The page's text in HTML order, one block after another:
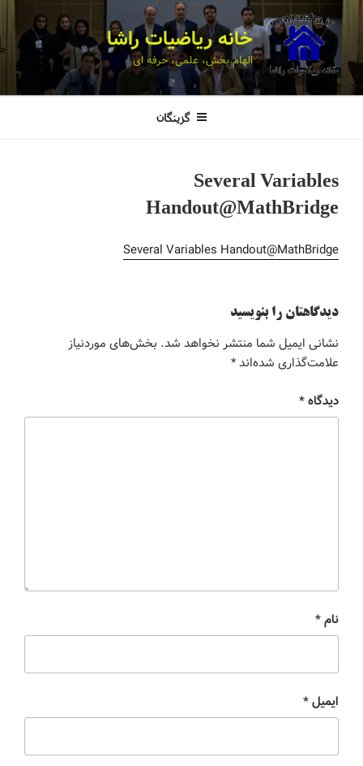
خانه ریاضیات راشا
الهام بخش، علمی، حرفه ای
گزینگان
Several Variables
Handout@MathBridge
Several Variables Handout@MathBridge
دیدگاهتان را بنویسید
نشانی ایمیل شما منتشر نخواهد شد. بخش‌های موردنیاز
علامت‌گذاری شده‌اند*
دیدگاه*
نام*
ایمیل*